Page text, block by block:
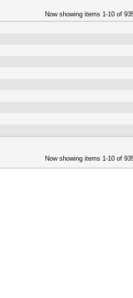
Now showing items 1-10 of
Now showing items 1-10 of